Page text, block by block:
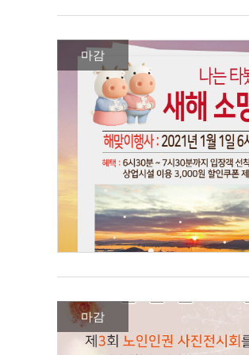
마감
마감